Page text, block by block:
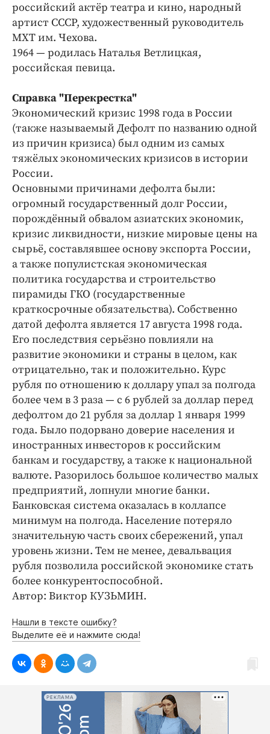
российский актёр театра и кино, народный
артист СССР, художественный руководитель
МХТ им. Чехова.
1964 — родилась Наталья Ветлицкая,
российская певица.
Справка "Перекрестка"
Экономический кризис 1998 года в России
(также называемый Дефолт по названию одной
из причин кризиса) был одним из самых
тяжёлых экономических кризисов в истории
России.
Основными причинами дефолта были:
огромный государственный долг России,
порождённый обвалом азиатских экономик,
кризис ликвидности, низкие мировые цены на
сырьё, составлявшее основу экспорта России,
а также популистская экономическая
политика государства и строительство
пирамиды ГКО (государственные
краткосрочные обязательства). Собственно
датой дефолта является 17 августа 1998 года.
Его последствия серьёзно повлияли на
развитие экономики и страны в целом, как
отрицательно, так и положительно. Курс
рубля по отношению к доллару упал за полгода
более чем в 3 раза — c 6 рублей за доллар перед
дефолтом до 21 рубля за доллар 1 января 1999
года. Было подорвано доверие населения и
иностранных инвесторов к российским
банкам и государству, а также к национальной
валюте. Разорилось большое количество малых
предприятий, лопнули многие банки.
Банковская система оказалась в коллапсе
минимум на полгода. Население потеряло
значительную часть своих сбережений, упал
уровень жизни. Тем не менее, девальвация
рубля позволила российской экономике стать
более конкурентоспособной.
Автор: Виктор КУЗЬМИН.
Нашли в тексте ошибку?
Выделите её и нажмите сюда!
РЕКЛАМА